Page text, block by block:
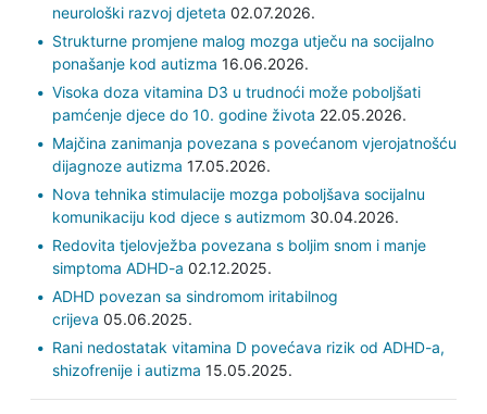
neurološki razvoj djeteta 02.07.2026.
Strukturne promjene malog mozga utječu na socijalno
ponašanje kod autizma 16.06.2026.
Visoka doza vitamina D3 u trudnoći može poboljšati
pamćenje djece do 10. godine života 22.05.2026.
Majčina zanimanja povezana s povećanom vjerojatnošću
dijagnoze autizma 17.05.2026.
Nova tehnika stimulacije mozga poboljšava socijalnu
komunikaciju kod djece s autizmom 30.04.2026.
Redovita tjelovježba povezana s boljim snom i manje
simptoma ADHD-a 02.12.2025.
ADHD povezan sa sindromom iritabilnog
crijeva 05.06.2025.
Rani nedostatak vitamina D povećava rizik od ADHD-a,
shizofrenije i autizma 15.05.2025.